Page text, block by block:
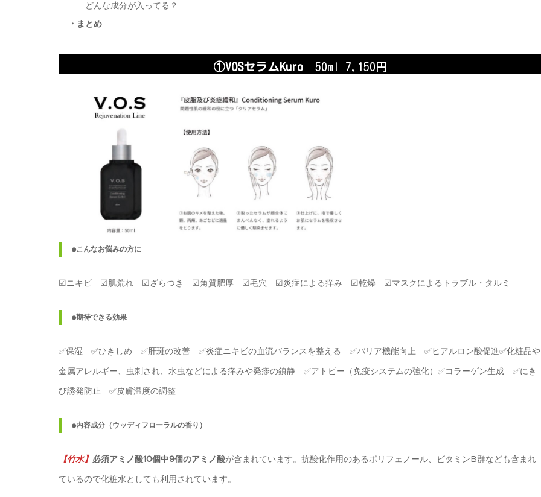
どんな成分が入ってる？
・まとめ
①VOSセラムKuro50ml 7,150円
●こんなお悩みの方に
☑ニキビ ☑肌荒れ ☑ざらつき ☑角質肥厚 ☑毛穴 ☑炎症による痒み ☑乾燥 ☑マスクによるトラブル・タルミ
●期待できる効果
✅保湿 ✅ひきしめ ✅肝斑の改善 ✅炎症ニキビの血流バランスを整える ✅バリア機能向上 ✅ヒアルロン酸促進✅化粧品や
金属アレルギー、虫刺され、水虫などによる痒みや発疹の鎮静 ✅アトピー（免疫システムの強化）✅コラーゲン生成 ✅にき
び誘発防止 ✅皮膚温度の調整
●内容成分（ウッディフローラルの香り）
【竹水】 必須アミノ酸10個中9個のアミノ酸が含まれています。抗酸化作用のあるポリフェノール、ビタミンB群なども含まれ
ているので化粧水としても利用されています。